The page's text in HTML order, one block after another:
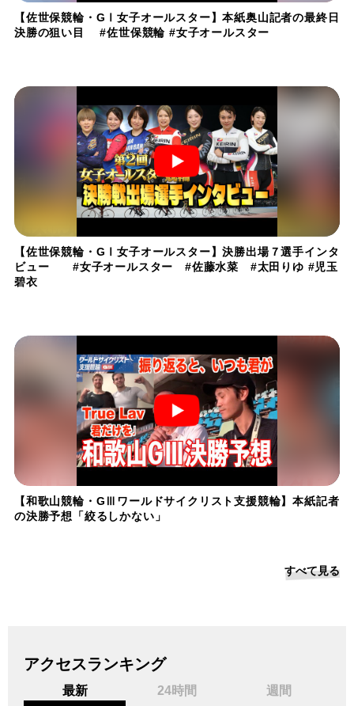
【佐世保競輪・GⅠ女子オールスター】本紙奥山記者の最終日
決勝の狙い目 #佐世保競輪 #女子オールスター
【佐世保競輪・GⅠ女子オールスター】決勝出場７選手インタ
ビュー #女子オールスター #佐藤水菜 #太田りゆ #児玉
碧衣
【和歌山競輪・GⅢワールドサイクリスト支援競輪】本紙記者
の決勝予想「絞るしかない」
すべて見る
アクセスランキング
最新 24時間 週間